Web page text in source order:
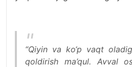
“Qiyin va ko‘p vaqt
qoldirish ma’qul. Avval